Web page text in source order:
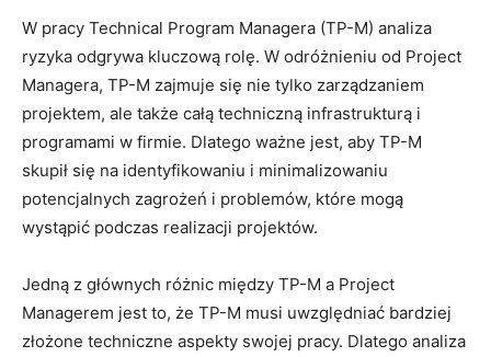
W ⁢pracy Technical Program Managera (TP-M) analiza
ryzyka odgrywa kluczową rolę. W odróżnieniu od Project
⁣Managera,⁤ TP-M‍ zajmuje się nie tylko zarządzaniem
projektem, ale także całą techniczną infrastrukturą i​
programami⁣ w firmie. Dlatego ważne jest, aby TP-M
skupił ⁣się na identyfikowaniu i ⁣minimalizowaniu
⁢potencjalnych zagrożeń i⁣ problemów, które mogą‍
wystąpić⁣ podczas realizacji projektów.
Jedną z głównych różnic między TP-M‍ a Project
Managerem jest to, że TP-M musi uwzględniać bardziej
‌złożone techniczne aspekty swojej pracy. Dlatego analiza